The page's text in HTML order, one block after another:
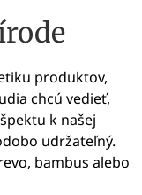
produktov,
chcú vedieť,
k našej
udržateľný.
bambus alebo